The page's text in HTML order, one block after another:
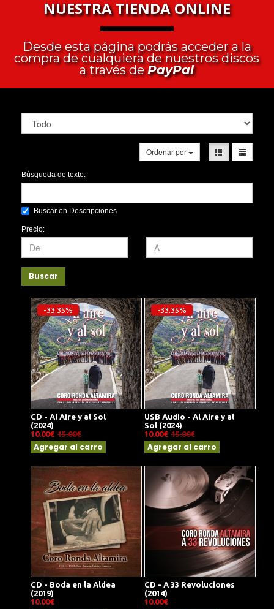
NUESTRA TIENDA ONLINE
Desde esta página podrás acceder a la
compra de cualquiera de nuestros discos
a través dePayPal
Ordenar por
Búsqueda de texto:
Buscar en Descripciones
Precio:
Buscar
-33.35%
CD - Al Aire y al Sol
(2024)
10.00€ 15.00€
Agregar al carro
-33.35%
USB Audio - Al Aire y al
Sol (2024)
10.00€ 15.00€
Agregar al carro
CD - Boda en la Aldea
(2019)
10.00€
CD - A 33 Revoluciones
(2014)
10.00€